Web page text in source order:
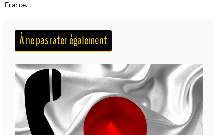
France.
À ne pas rater également